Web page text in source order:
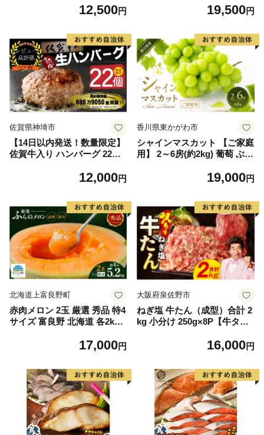
格外 不揃い さけ サケ 鮭切身
切り身 魚 わけあり
12,500円 19,500円
佐賀県神埼市
【14日以内発送！数量限定】
佐賀牛入り ハンバーグ 22個
毛和牛 ブランド牛 九州 ハン
(H083106)
12,000円
香川県東かがわ市
シャインマスカット 【ご家庭
用】 2～6房(約2kg) 葡萄 ぶど
もの 果実 旬の果物 旬のフル
19,000円
北海道上富良野町
赤肉メロン 2玉 厳選 秀品 特4
サイズ 富良野 北海道 各2kg
富良野 メロン めろん 果物 く
17,000円
大阪府泉佐野市
ねぎ塩 牛たん（成型）合計 2
kg 小分け 250g×8P【牛タン
16,000円